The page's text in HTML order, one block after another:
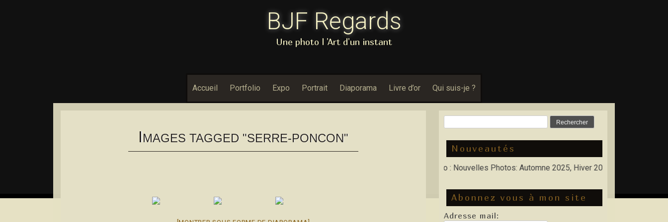
BJF Regards
Une photo l 'Art d'un instant
Accueil Portfolio Expo Portrait Diaporama Livre d’or Qui suis-je ?
IMAGES TAGGED "SERRE-PONCON"
Nouveautés
Dans Porfolio : Nouvelles Photos: Automne 2025, Hiver 2026
Abonnez vous à mon site
Adresse mail: